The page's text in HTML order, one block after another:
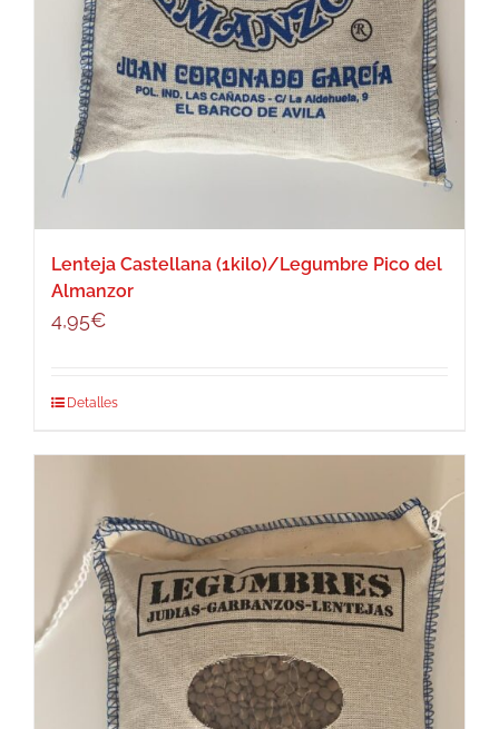
Lenteja Castellana (1kilo)/Legumbre Pico del
Almanzor
4,95€
Detalles